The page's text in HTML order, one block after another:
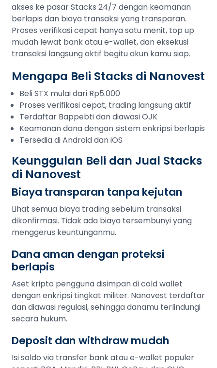
akses ke pasar Stacks 24/7 dengan keamanan
berlapis dan biaya transaksi yang transparan.
Proses verifikasi cepat hanya satu menit, top up
mudah lewat bank atau e-wallet, dan eksekusi
transaksi langsung aktif begitu akun kamu siap.
Mengapa Beli Stacks di Nanovest
Beli STX mulai dari Rp5.000
Proses verifikasi cepat, trading langsung aktif
Terdaftar Bappebti dan diawasi OJK
Keamanan dana dengan sistem enkripsi berlapis
Tersedia di Android dan iOS
Keunggulan Beli dan Jual Stacks
di Nanovest
Biaya transparan tanpa kejutan
Lihat semua biaya trading sebelum transaksi
dikonfirmasi. Tidak ada biaya tersembunyi yang
menggerus keuntunganmu.
Dana aman dengan proteksi
berlapis
Aset kripto pengguna disimpan di cold wallet
dengan enkripsi tingkat militer. Nanovest terdaftar
dan diawasi regulasi, sehingga danamu terlindungi
secara hukum.
Deposit dan withdraw mudah
Isi saldo via transfer bank atau e-wallet populer